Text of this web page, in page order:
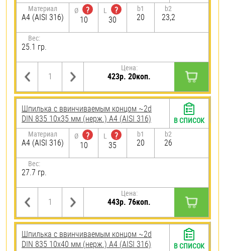
Материал
A4 (AISI 316)
Ø
?
10
L
?
30
b1
20
b2
23,2
Вес:
25.1 гр.
Цена:
423р. 20коп.
Шпилька c ввинчиваемым концом ~2d
DIN 835 10х35 мм (нерж.) A4 (AISI 316)
Материал
A4 (AISI 316)
Ø
?
10
L
?
35
b1
20
b2
26
Вес:
27.7 гр.
Цена:
443р. 76коп.
В СПИСОК
Шпилька c ввинчиваемым концом ~2d
DIN 835 10х40 мм (нерж.) A4 (AISI 316)
В СПИСОК